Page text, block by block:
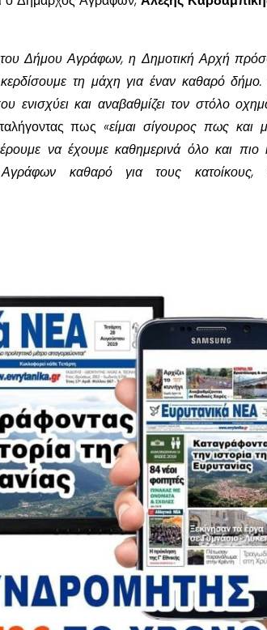
του Δήμου Αγράφων, η Δημοτική Αρχή
τη μάχη για έναν καθαρό
ενισχύει και αναβαθμίζει τον στόλο
πως «είμαι σίγουρος πως και
να έχουμε καθημερινά όλο και πιο
καθαρό για τους κατοίκους,